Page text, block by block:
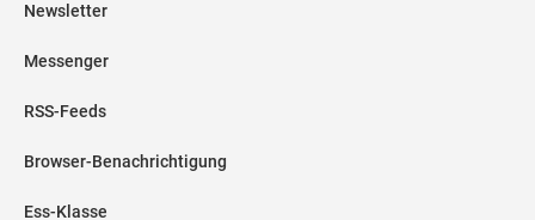
Newsletter
Messenger
RSS-Feeds
Browser-Benachrichtigung
Ess-Klasse